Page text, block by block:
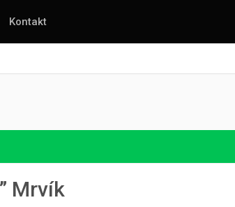
Kontakt
Mrvík